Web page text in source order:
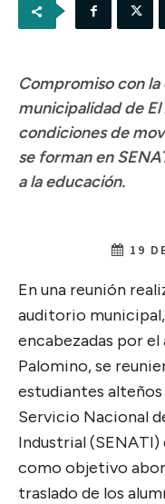
Compromiso con
municipalidad de
condiciones de
se forman en
a la educación.
19
En una reunión
auditorio
encabezadas por el
Palomino, se
estudiantes
Servicio Nacional
Industrial
como objetivo
traslado de los